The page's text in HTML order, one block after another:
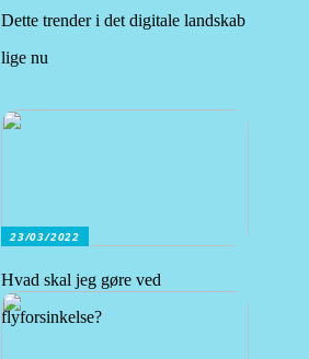
Dette trender i det digitale landskab
lige nu
23/03/2022
Hvad skal jeg gøre ved
flyforsinkelse?